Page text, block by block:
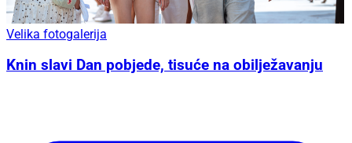
Velika fotogalerija
Knin slavi Dan pobjede, tisuće na obilježavanju